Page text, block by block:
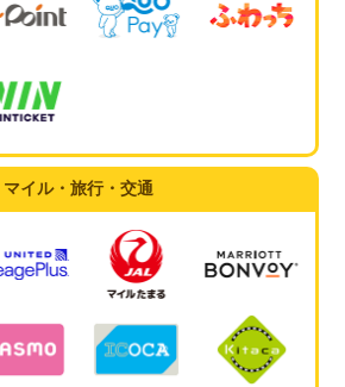
マイル・旅行・交通